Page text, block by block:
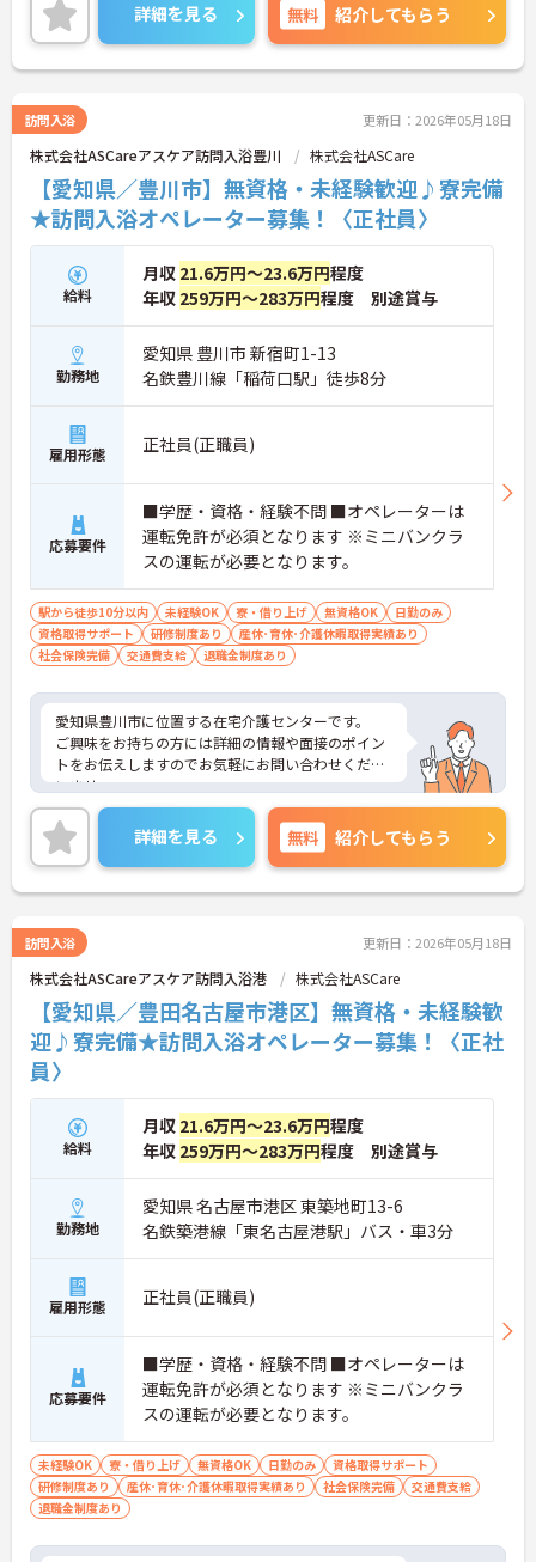
詳細を見る 無料 紹介してもらう
訪問入浴 更新日：2026年05月18日
株式会社ASCareアスケア訪問入浴豊川 株式会社ASCare
【愛知県／豊川市】無資格・未経験歓迎♪寮完備
★訪問入浴オペレーター募集！〈正社員〉
給料
月収 21.6万円～23.6万円程度
年収 259万円～283万円程度 別途賞与
勤務地
愛知県 豊川市 新宿町1-13
名鉄豊川線「稲荷口駅」徒歩8分
雇用形態 正社員(正職員)
応募要件
■学歴・資格・経験不問 ■オペレーターは
運転免許が必須となります ※ミニバンクラ
スの運転が必要となります。
駅から徒歩10分以内 未経験OK 寮・借り上げ 無資格OK
日勤のみ
資格取得サポート
研修制度あり
産休･育休･介護休暇取得実績あり
社会保険完備
交通費支給 退職金制度あり
愛知県豊川市に位置する在宅介護センターです。
ご興味をお持ちの方には詳細の情報や面接のポイン
トをお伝えしますのでお気軽にお問い合わせくださ
いませ。
詳細を見る 無料 紹介してもらう
訪問入浴 更新日：2026年05月18日
株式会社ASCareアスケア訪問入浴港 株式会社ASCare
【愛知県／豊田名古屋市港区】無資格・未経験歓
迎♪寮完備★訪問入浴オペレーター募集！〈正社
員〉
給料
月収 21.6万円～23.6万円程度
年収 259万円～283万円程度 別途賞与
勤務地
愛知県 名古屋市港区 東築地町13-6
名鉄築港線「東名古屋港駅」バス・車3分
雇用形態 正社員(正職員)
応募要件
■学歴・資格・経験不問 ■オペレーターは
運転免許が必須となります ※ミニバンクラ
スの運転が必要となります。
未経験OK 寮・借り上げ 無資格OK 日勤のみ
資格取得サポート
研修制度あり
産休･育休･介護休暇取得実績あり 社会保険完備
交通費支給
退職金制度あり